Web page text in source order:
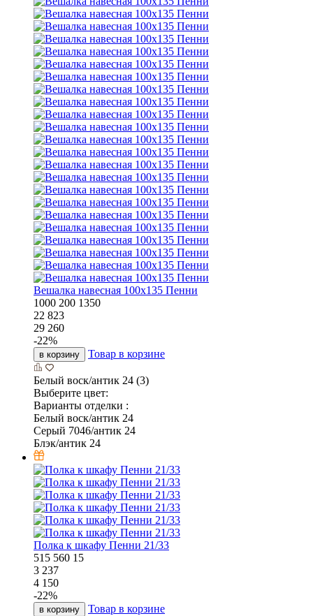
Вешалка навесная 100х135 Пенни
1000 200 1350
22 823
29 260
-22%
в корзину Товар в корзине
Белый воск/антик 24 (3)
Выберите цвет:
Варианты отделки :
Белый воск/антик 24
Серый 7046/антик 24
Блэк/антик 24
Полка к шкафу Пенни 21/33
515 560 15
3 237
4 150
-22%
в корзину Товар в корзине